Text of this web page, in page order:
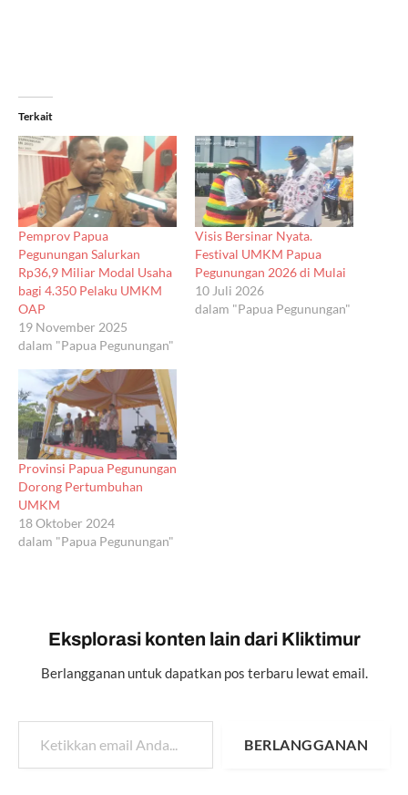
Terkait
Pemprov Papua
Pegunungan Salurkan
Rp36,9 Miliar Modal Usaha
bagi 4.350 Pelaku UMKM
OAP
19 November 2025
dalam "Papua Pegunungan"
Visis Bersinar Nyata.
Festival UMKM Papua
Pegunungan 2026 di Mulai
10 Juli 2026
dalam "Papua Pegunungan"
Provinsi Papua Pegunungan
Dorong Pertumbuhan
UMKM
18 Oktober 2024
dalam "Papua Pegunungan"
Eksplorasi konten lain dari Kliktimur
Berlangganan untuk dapatkan pos terbaru lewat email.
Ketikkan email Anda...
BERLANGGANAN